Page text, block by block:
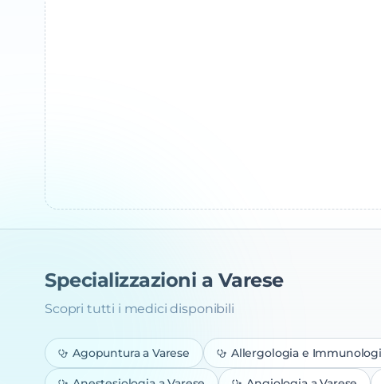
Specializzazioni a Varese
Scopri tutti i medici disponibili
Agopunturaa Varese Allergologia e